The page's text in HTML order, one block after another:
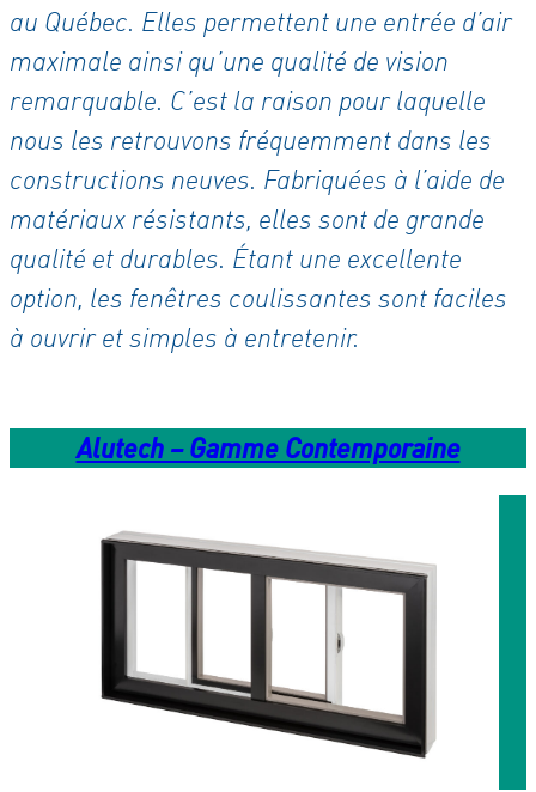
au Québec. Elles permettent une entrée d’air
maximale ainsi qu’une qualité de vision
remarquable. C’est la raison pour laquelle
nous les retrouvons fréquemment dans les
constructions neuves. Fabriquées à l’aide de
matériaux résistants, elles sont de grande
qualité et durables. Étant une excellente
option, les fenêtres coulissantes sont faciles
à ouvrir et simples à entretenir.
Alutech – Gamme Contemporaine